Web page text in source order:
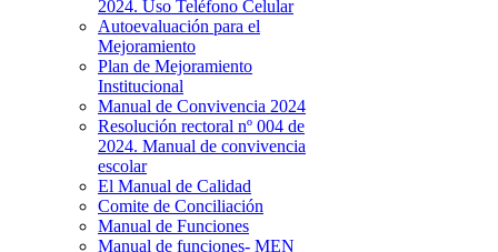
2024. Uso Teléfono Celular
Autoevaluación para el
Mejoramiento
Plan de Mejoramiento
Institucional
Manual de Convivencia 2024
Resolución rectoral nº 004 de
2024. Manual de convivencia
escolar
El Manual de Calidad
Comite de Conciliación
Manual de Funciones
Manual de funciones- MEN